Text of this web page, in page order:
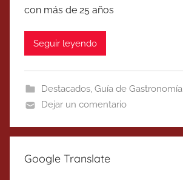
con más de 25 años
Seguir leyendo
Destacados, Guía de Gastronomía
Dejar un comentario
Google Translate